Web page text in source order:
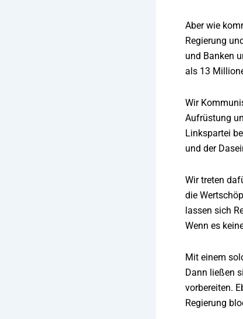
Aber wie
Regierung
und Banken
als 13
Wir
Aufrüstung
Linkspartei
und der
Wir treten
die
lassen sich
Wenn es
Mit einem
Dann ließen
vorbereiten.
Regierung